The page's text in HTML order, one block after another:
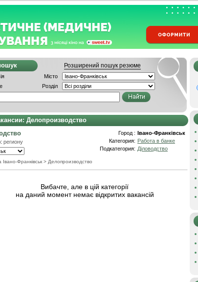
пошук Розширений пошук резюме
Місто
Розділ
Делопроизводство
региону
Франківськ > Делопроизводство
Город : Івано-Франківськ
Категория: Работа в банке
Подкатегория: Діловодство
Вибачте, але в цій категорії
на даний момент немає відкритих вакансій